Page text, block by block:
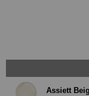
Assiett